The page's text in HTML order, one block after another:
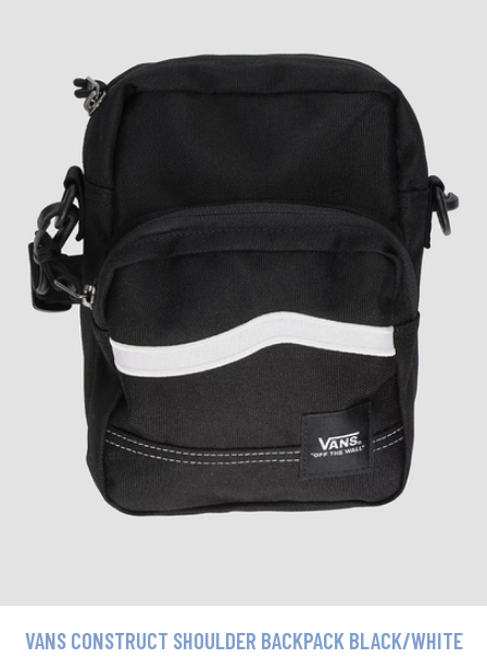
VANS CONSTRUCT SHOULDER BACKPACK BLACK/WHITE